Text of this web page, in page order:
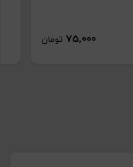
75,000 تومان